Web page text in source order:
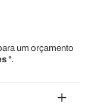
um orçamento
".